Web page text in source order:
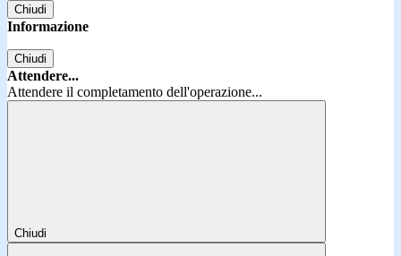
Chiudi
Informazione
Chiudi
Attendere...
Attendere il completamento dell'operazione...
Chiudi